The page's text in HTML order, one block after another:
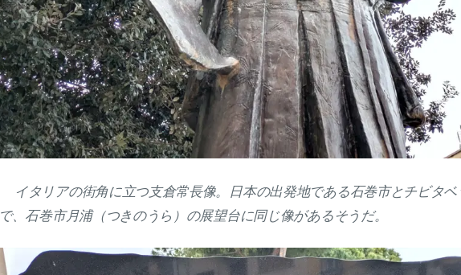
イタリアの街角に立つ支倉常長像。日本の出発地である石巻市とチビタ
で、石巻市月浦（つきのうら）の展望台に同じ像があるそうだ。